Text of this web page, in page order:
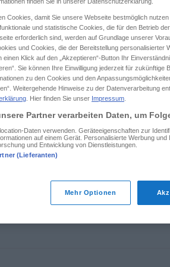
Stock
Cookies, damit Sie unsere Webseite bestmöglich
und statistische Cookies, die für den Betrieb
erforderlich sind, werden auf Grundlage unserer
und Cookies, die der Bereitstellung personalisierter
einen Klick auf den „Akzeptieren“-Button Ihr
Sie können Ihre Einwilligung jederzeit für
zu den Cookies und den
Weitergehende Hinweise zu der Datenverarbeitung
. Hier finden Sie unser Impressum
Partner verarbeiten Daten, um
Daten verwenden. Geräteeigenschaften zur
auf einem Gerät. Personalisierte Werbung
und Entwicklung von Dienstleistungen.
(Lieferanten)
Mehr Optionen